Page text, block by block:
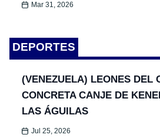
Mar 31, 2026
DEPORTES
(VENEZUELA) LEONES DEL
CONCRETA CANJE DE
LAS ÁGUILAS
Jul 25, 2026